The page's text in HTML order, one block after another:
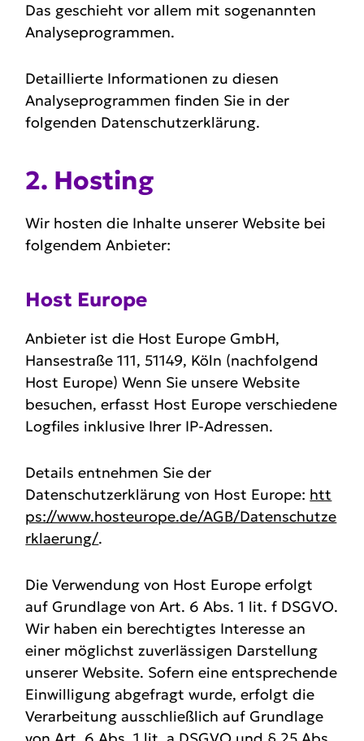
Das geschieht vor allem mit sogenannten
Analyseprogrammen.
Detaillierte Informationen zu diesen
Analyseprogrammen finden Sie in der
folgenden Datenschutzerklärung.
2. Hosting
Wir hosten die Inhalte unserer Website bei
folgendem Anbieter:
Host Europe
Anbieter ist die Host Europe GmbH,
Hansestraße 111, 51149, Köln (nachfolgend
Host Europe) Wenn Sie unsere Website
besuchen, erfasst Host Europe verschiedene
Logfiles inklusive Ihrer IP-Adressen.
Details entnehmen Sie der
Datenschutzerklärung von Host Europe: htt
ps://www.hosteurope.de/AGB/Datenschutze
rklaerung/.
Die Verwendung von Host Europe erfolgt
auf Grundlage von Art. 6 Abs. 1 lit. f DSGVO.
Wir haben ein berechtigtes Interesse an
einer möglichst zuverlässigen Darstellung
unserer Website. Sofern eine entsprechende
Einwilligung abgefragt wurde, erfolgt die
Verarbeitung ausschließlich auf Grundlage